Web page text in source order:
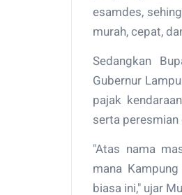
esamdes,
murah, cepat,
Sedangkan
Gubernur
pajak
serta peresmian
"Atas nama
mana
biasa ini," ujar